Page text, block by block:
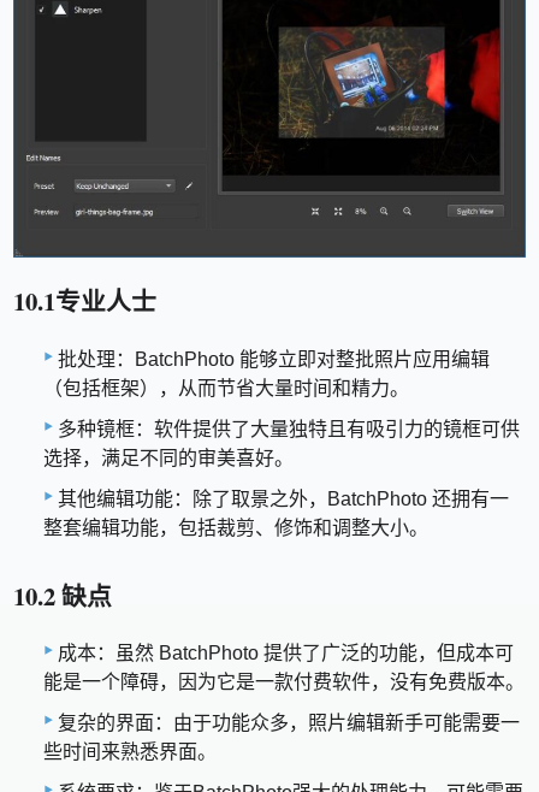
10.1专业人士
批处理：BatchPhoto 能够立即对整批照片应用编辑
（包括框架），从而节省大量时间和精力。
多种镜框：软件提供了大量独特且有吸引力的镜框可供
选择，满足不同的审美喜好。
其他编辑功能：除了取景之外，BatchPhoto 还拥有一
整套编辑功能，包括裁剪、修饰和调整大小。
10.2 缺点
成本：虽然 BatchPhoto 提供了广泛的功能，但成本可
能是一个障碍，因为它是一款付费软件，没有免费版本。
复杂的界面：由于功能众多，照片编辑新手可能需要一
些时间来熟悉界面。